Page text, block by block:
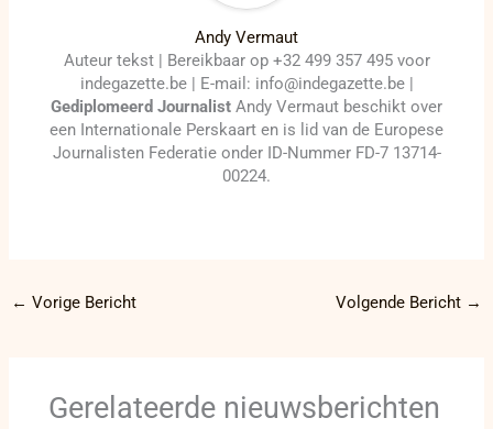
Andy Vermaut
Auteur tekst | Bereikbaar op +32 499 357 495 voor
indegazette.be | E-mail: info@indegazette.be |
Gediplomeerd Journalist Andy Vermaut beschikt over
een Internationale Perskaart en is lid van de Europese
Journalisten Federatie onder ID-Nummer FD-7 13714-
00224.
← Vorige Bericht Volgende Bericht →
Gerelateerde nieuwsberichten